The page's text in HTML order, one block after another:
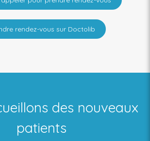
rendez-vous sur Doctolib
des nouveaux
patients